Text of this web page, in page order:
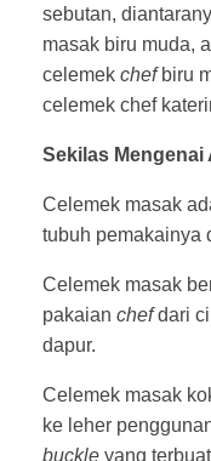
sebutan,
masak biru muda,
celemek chefbiru
celemek chef
Sekilas Mengenai
Celemek masak
tubuh pemakainya
Celemek masak
pakaian chefdari
dapur.
Celemek masak
ke leher
buckle yang